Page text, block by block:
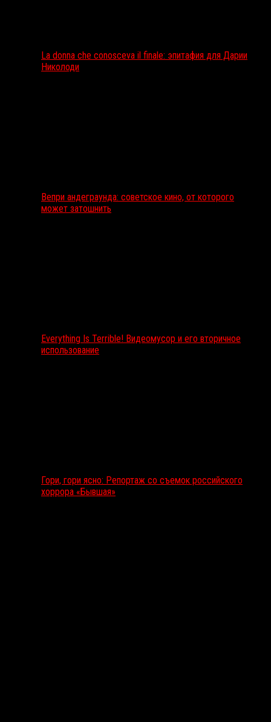
La donna che conosceva il finale: эпитафия для Дарии
Николоди
Вепри андеграунда: советское кино, от которого
может затошнить
Everything Is Terrible! Видеомусор и его вторичное
использование
Гори, гори ясно: Репортаж со съемок российского
хоррора «Бывшая»